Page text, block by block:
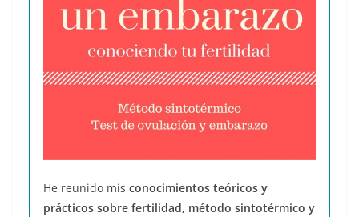
He reunido mis conocimientos teóricos y
prácticos sobre fertilidad, método sintotérmico y